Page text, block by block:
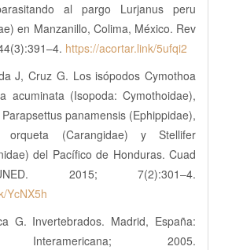
al pargo Lurjanus peru
en Manzanillo, Colima, México. Rev
https://acortar.link/5ufqi2
J, Cruz G. Los isópodos Cymothoa
acuminata (Isopoda: Cymothoidae),
panamensis (Ephippidae),
orqueta (Carangidae) y Stellifer
del Pacífico de Honduras. Cuad
2015; 7(2):301–4.
YcNX5h
G. Invertebrados. Madrid, España:
Interamericana; 2005.